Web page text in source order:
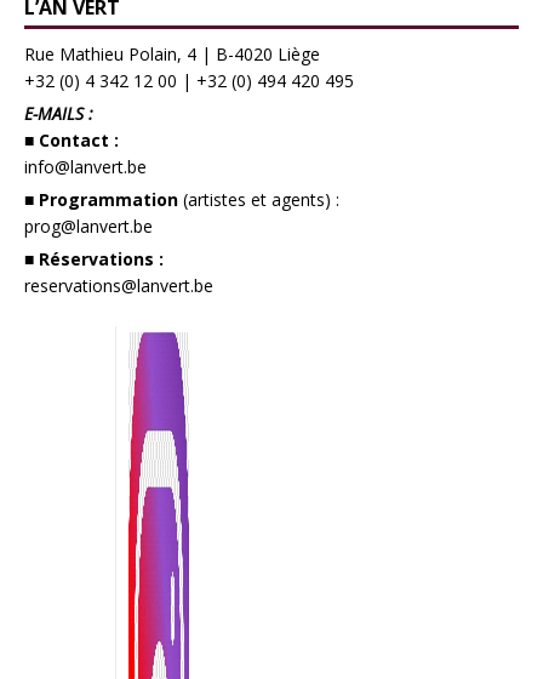
L’AN VERT
Rue Mathieu Polain, 4 | B-4020 Liège
+32 (0) 4 342 12 00 | +32 (0) 494 420 495
E-MAILS :
■ Contact :
info@lanvert.be
■ Programmation (artistes et agents) :
prog@lanvert.be
■ Réservations :
reservations@lanvert.be